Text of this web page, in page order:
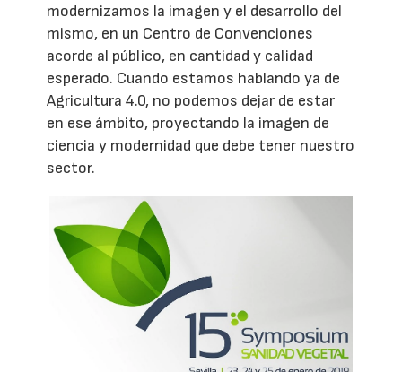
modernizamos la imagen y el desarrollo del
mismo, en un Centro de Convenciones
acorde al público, en cantidad y calidad
esperado. Cuando estamos hablando ya de
Agricultura 4.0, no podemos dejar de estar
en ese ámbito, proyectando la imagen de
ciencia y modernidad que debe tener nuestro
sector.